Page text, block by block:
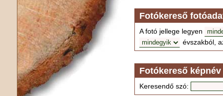
Fotókereső
A fotó jellege legyen
évszakból,
Fotókereső
Keresendő szó: